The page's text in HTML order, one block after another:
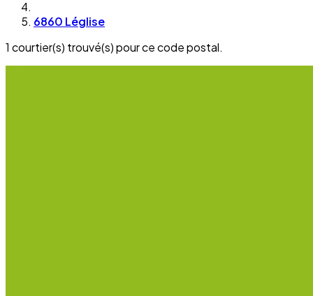
6860 Léglise
1 courtier(s) trouvé(s) pour ce code postal.